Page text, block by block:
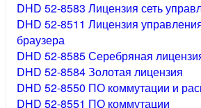
DHD 52-8583 Лицензия сеть
DHD 52-8511 Лицензия
браузера
DHD 52-8585 Серебряная
DHD 52-8584 Золотая лицензия
DHD 52-8550 ПО коммутации и
DHD 52-8551 ПО коммутации